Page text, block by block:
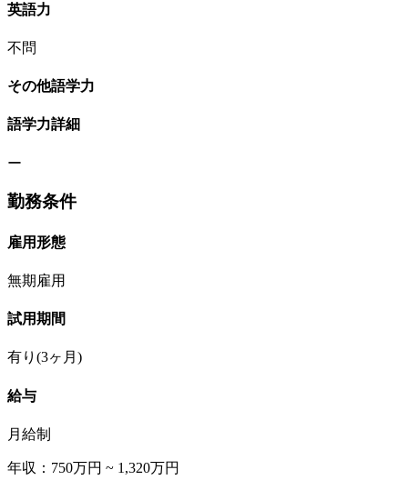
英語力
不問
その他語学力
語学力詳細
ー
勤務条件
雇用形態
無期雇用
試用期間
有り(3ヶ月)
給与
月給制
年収：750万円 ~ 1,320万円